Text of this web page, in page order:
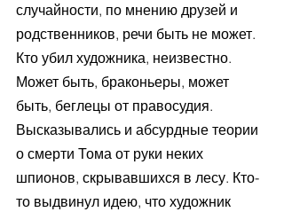
случайности, по мнению друзей и
родственников, речи быть не может.
Кто убил художника, неизвестно.
Может быть, браконьеры, может
быть, беглецы от правосудия.
Высказывались и абсурдные теории
о смерти Тома от руки неких
шпионов, скрывавшихся в лесу. Кто-
то выдвинул идею, что художник